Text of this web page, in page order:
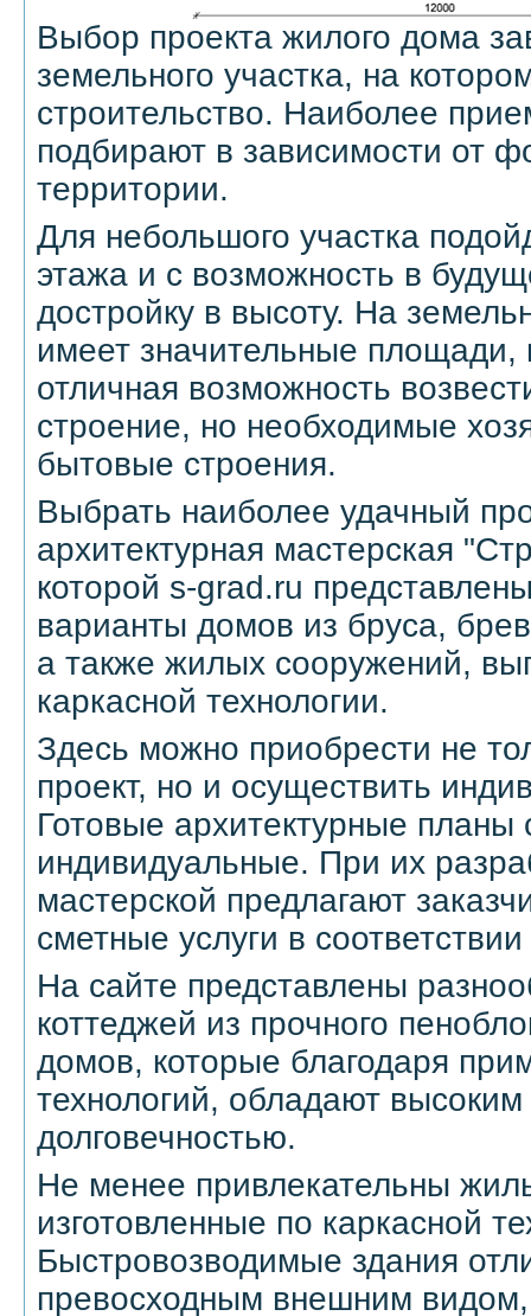
Выбор проекта жилого дома
земельного участка, на
строительство. Наиболее
подбирают в зависимости от
территории.
Для небольшого участка
этажа и с возможность в
достройку в высоту. На
имеет значительные площади,
отличная возможность
строение, но необходимые
бытовые строения.
Выбрать наиболее удачный
архитектурная мастерская
которой s-grad.ru
варианты домов из бруса,
а также жилых сооружений,
каркасной технологии.
Здесь можно приобрести не
проект, но и осуществить
Готовые архитектурные
индивидуальные. При их
мастерской предлагают
сметные услуги в
На сайте представлены
коттеджей из прочного
домов, которые благодаря
технологий, обладают
долговечностью.
Не менее привлекательны
изготовленные по каркасной
Быстровозводимые здания
превосходным внешним